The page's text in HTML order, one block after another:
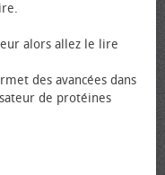
alors allez le lire
des avancées dans
de protéines